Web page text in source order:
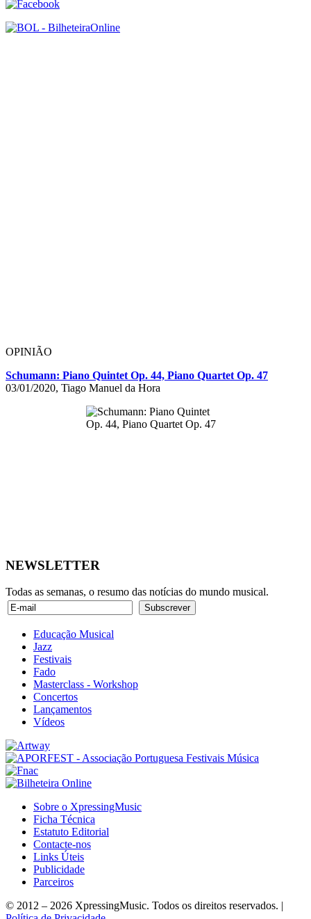
OPINIÃO
Schumann: Piano Quintet Op. 44, Piano Quartet Op. 47
03/01/2020, Tiago Manuel da Hora
NEWSLETTER
Todas as semanas, o resumo das notícias do mundo musical.
Educação Musical
Jazz
Festivais
Fado
Masterclass - Workshop
Concertos
Lançamentos
Vídeos
Sobre o XpressingMusic
Ficha Técnica
Estatuto Editorial
Contacte-nos
Links Úteis
Publicidade
Parceiros
© 2012 – 2026 XpressingMusic. Todos os direitos reservados. |